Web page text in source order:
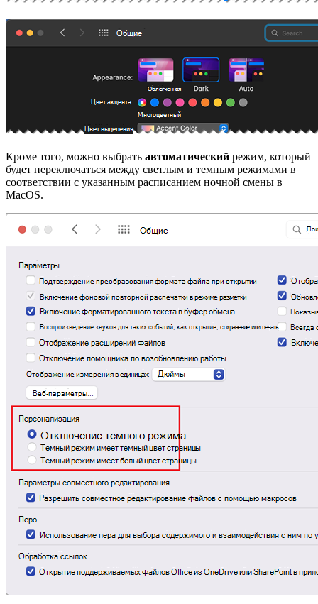
Кроме того, можно выбрать автоматический режим, который
будет переключаться между светлым и темным режимами в
соответствии с указанным расписанием ночной смены в
MacOS.